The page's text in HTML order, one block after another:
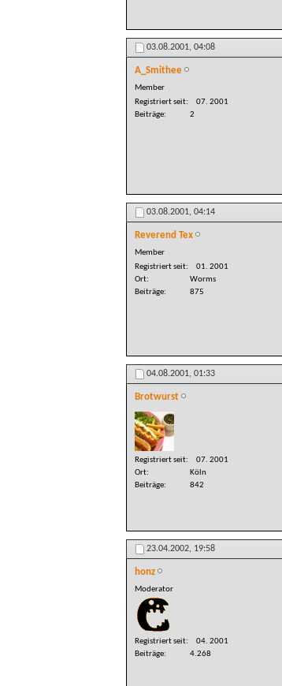
03.08.2001, 04:08
A_Smithee
Member
Registriert seit
07. 2001
Beiträge
2
03.08.2001, 04:14
Reverend Tex
Member
Registriert seit
01. 2001
Ort
Worms
Beiträge
875
04.08.2001, 01:33
Brotwurst
Registriert seit
07. 2001
Ort
Köln
Beiträge
842
23.04.2002, 19:58
honz
Moderator
Registriert seit
04. 2001
Beiträge
4.268